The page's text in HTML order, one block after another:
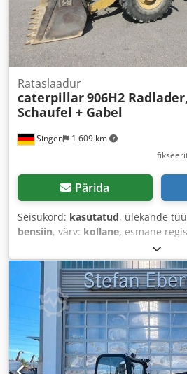
Singen 1 609 km
Rataslaadur
caterpillar906H2 Radlader,
Schaufel + Gabel
Pärida
Seisukord: kasutatud, ülekande
bensiin, värv: kollane, esmane
, vedrustus:
töötunnid:3 700 h, juhi kabiin:muu